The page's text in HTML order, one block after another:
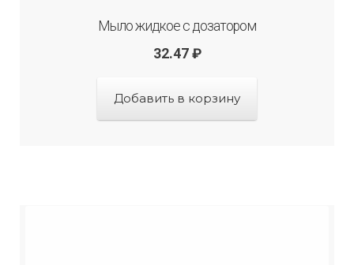
Мыло жидкое с дозатором
32.47 ₽
Добавить в корзину